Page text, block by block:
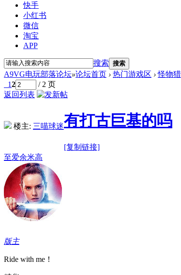
快手
小红书
微信
淘宝
APP
搜索 搜索
A9VG电玩部落论坛»论坛首页 › 热门游戏区 › 怪物
12
/ 2 页
返回列表
楼主: 三喵球迷有打古巨基的吗
[复制链接]
至爱余米高
版主
Ride with me！